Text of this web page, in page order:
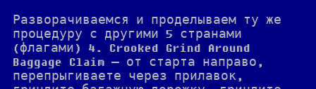
Разворачиваемся и проделываем ту же
процедуру с другими 5 странами
(флагами) 4. Crooked Grind Around
Baggage Claim — от старта направо,
перепрыгиваете через прилавок,